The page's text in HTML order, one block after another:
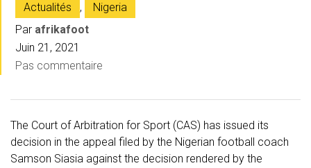
Actualités
,
Nigeria
Par afrikafoot
Juin 21, 2021
Pas commentaire
The Court of Arbitration for Sport (CAS) has issued its
decision in the appeal filed by the Nigerian football coach
Samson Siasia against the decision rendered by the